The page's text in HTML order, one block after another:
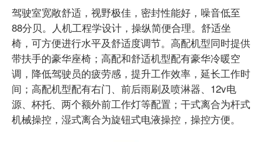
驾驶室宽敞舒适，视野极佳，密封性能好，噪音低至
88分贝。人机工程学设计，操纵简便合理。舒适坐
椅，可方便进行水平及舒适度调节。高配机型同时提供
带扶手的豪华座椅；高配和舒适机型配有豪华冷暖空
调，降低驾驶员的疲劳感，提升工作效率，延长工作时
间；高配机型配有右门、前后雨刷及喷淋器、12v电
源、杯托、两个额外前工作灯等配置；干式离合为杆式
机械操控，湿式离合为旋钮式电液操控，操控方便。